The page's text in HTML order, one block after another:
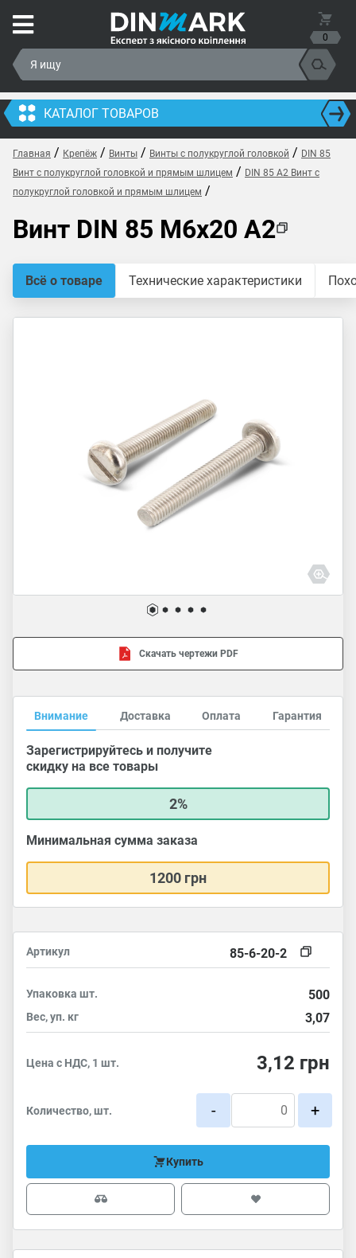
0
КАТАЛОГ ТОВАРОВ
Главная / Крепёж / Винты / Винты с полукруглой головкой / DIN 85
Винт с полукруглой головкой и прямым шлицем / DIN 85 A2 Винт с
полукруглой головкой и прямым шлицем /
Винт DIN 85 M6x20 A2
Всё о товаре Технические характеристики
Скачать чертежи PDF
Внимание Доставка Оплата Гарантия
Зарегистрируйтесь и получите
скидку на все товары
2%
Минимальная сумма заказа
1200 грн
Артикул 85-6-20-2
Упаковка шт. 500
Вес, уп. кг 3,07
Цена с НДС, 1 шт. 3,12 грн
Количество, шт. - +
Купить